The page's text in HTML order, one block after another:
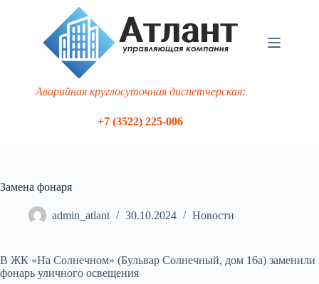
Аварийная круглосуточная диспетчерская:
+7 (3522) 225-006
Замена фонаря
admin_atlant 30.10.2024 Новости
В ЖК «На Солнечном» (Бульвар Солнечный, дом 16а) заменили
фонарь уличного освещения